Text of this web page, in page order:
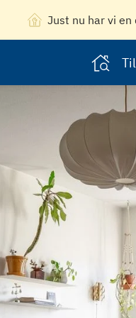
Just nu har vi